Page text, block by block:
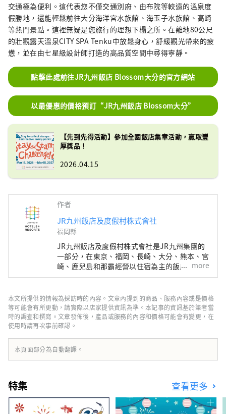
交通極為便利。這代表您不僅交通別府、由布院等較遠的溫泉度
假勝地，還能輕鬆前往大分海洋宮水族館、海玉子水族館、高崎
等熱門景點。這裡無疑是您旅行的理想下榻之所。在離地80公尺
的壯觀露天溫泉CITY SPA Tenku中放鬆身心，舒緩觀光帶來的疲
憊，並在由七星級設計師打造的高品質空間中尋得寧靜。
點擊此處前往JR九州飯店 Blossom大分的官方網站
以最優惠的價格預訂“JR九州飯店 Blossom大分”
【先到先得活動】參加全國飯店集章活動，贏取豐
厚獎品！
2026.04.15
作者
JR九州飯店及度假村株式會社
福岡縣
JR九州飯店及度假村株式會社是JR九州集團的
一部分，在東京、福岡、長崎、大分、熊本、宮
崎、鹿兒島和那霸經營以住宿為主的飯店。我們
也在日本兩大頂級溫泉勝地別府和嬉野經營溫泉
more
本文所提供的情報為採訪時的內容。文章內提到的商品、服務內容或是價格
等可能會有所更動，請實際以店家提供資訊為準。本記事的資訊基於筆者當
時的調查和撰寫。文章發佈後，產品或服務的內容和價格可能會有變更，在
使用時請再次事前確認。
本頁面部分為自動翻譯。
特集 查看更多